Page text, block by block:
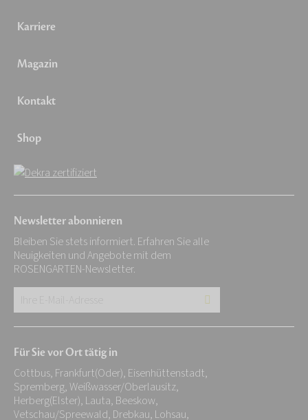
Karriere
Magazin
Kontakt
Shop
Newsletter abonnieren
Bleiben Sie stets informiert. Erfahren Sie alle
Neuigkeiten und Angebote mit dem
ROSENGARTEN-Newsletter.
Adresse:
*
Für Sie vor Ort tätig in
Cottbus, Frankfurt(Oder), Eisenhüttenstadt,
Spremberg, Weißwasser/Oberlausitz,
Herberg(Elster), Lauta, Beeskow,
Vetschau/Spreewald, Drebkau, Lohsau,